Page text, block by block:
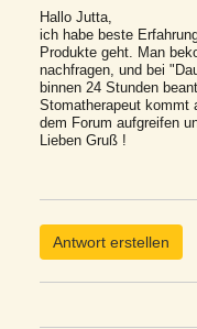
Hallo Jutta,
ich habe beste
Produkte geht. Man
nachfragen, und bei
binnen 24 Stunden
Stomatherapeut kommt
dem Forum aufgreifen
Lieben Gruß !
Antwort erstellen